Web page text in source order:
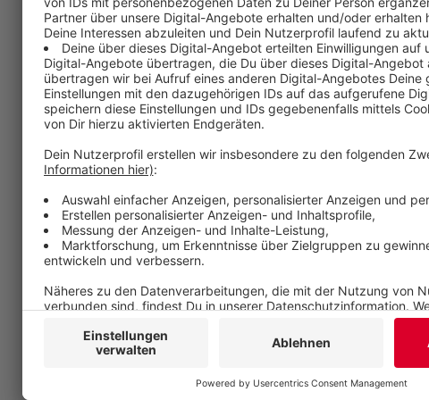
Veröffentlicht:Donnerstag, 05.10.2023 14:20
Anzeige